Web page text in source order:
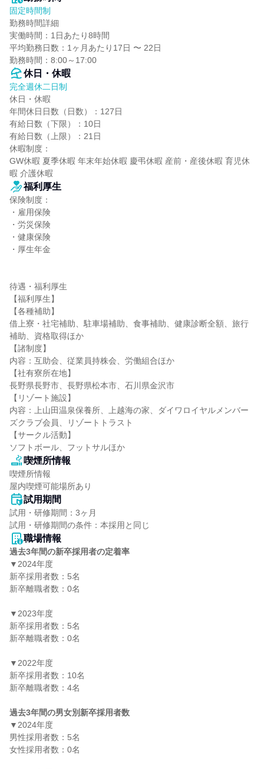
固定時間制
勤務時間詳細
実働時間：1日あたり8時間
平均勤務日数：1ヶ月あたり17日 〜 22日
勤務時間：8:00～17:00
休日・休暇
完全週休二日制
休日・休暇
年間休日日数（日数）：127日
有給日数（下限）：10日
有給日数（上限）：21日
休暇制度：
GW休暇 夏季休暇 年末年始休暇 慶弔休暇 産前・産後休暇 育児休
暇 介護休暇
福利厚生
保険制度：
・雇用保険
・労災保険
・健康保険
・厚生年金
待遇・福利厚生
【福利厚生】
【各種補助】
借上寮・社宅補助、駐車場補助、食事補助、健康診断全額、旅行
補助、資格取得ほか
【諸制度】
内容：互助会、従業員持株会、労働組合ほか
【社有寮所在地】
長野県長野市、長野県松本市、石川県金沢市
【リゾート施設】
内容：上山田温泉保養所、上越海の家、ダイワロイヤルメンバー
ズクラブ会員、リゾートトラスト
【サークル活動】
ソフトボール、フットサルほか
喫煙所情報
喫煙所情報
屋内喫煙可能場所あり
試用期間
試用・研修期間：3ヶ月
職場情報
過去3年間の新卒採用者の定着率
▼2024年度
新卒採用者数：5名
新卒離職者数：0名
▼2023年度
新卒採用者数：5名
新卒離職者数：0名
▼2022年度
新卒採用者数：10名
新卒離職者数：4名
過去3年間の男女別新卒採用者数
▼2024年度
男性採用者数：5名
女性採用者数：0名